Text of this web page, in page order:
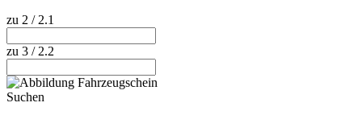
zu 2 / 2.1
zu 3 / 2.2
Suchen